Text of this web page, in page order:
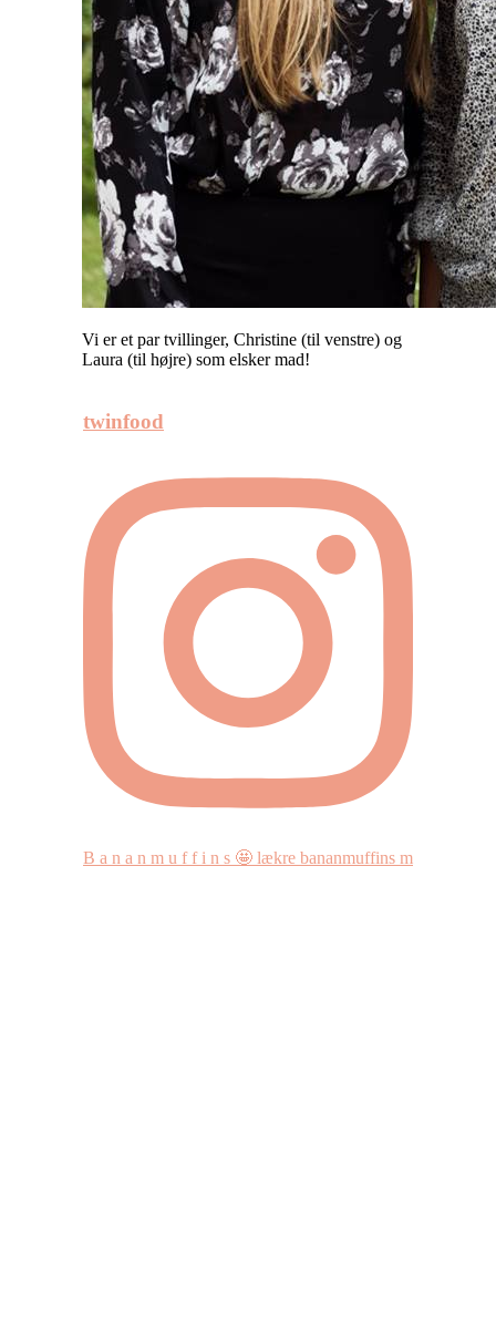
Vi er et par tvillinger, Christine (til venstre) og
Laura (til højre) som elsker mad!
twinfood
B a n a n m u f f i n s 🤩 lækre bananmuffins m